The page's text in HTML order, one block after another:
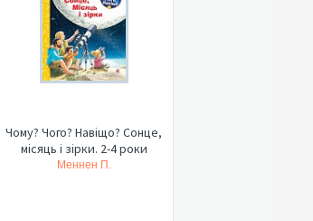
Чому? Чого? Навіщо? Сонце,
місяць і зірки. 2-4 роки
Меннен П.